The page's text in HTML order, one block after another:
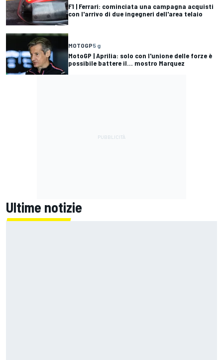
F1 | Ferrari: cominciata una campagna acquisti
con l'arrivo di due ingegneri dell'area telaio
MOTOGP5 g
MotoGP | Aprilia: solo con l'unione delle forze è
possibile battere il... mostro Marquez
Ultime notizie